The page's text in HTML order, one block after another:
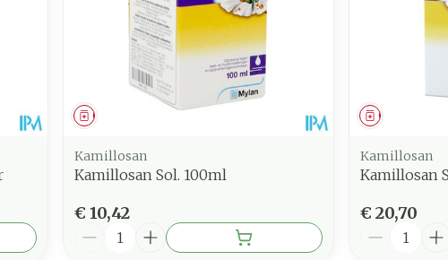
Geneesmiddel
Kamillosan
Kamillosan Sol. 100ml
€ 10,42
Aantal
Geneesmiddel
Kamillosan
Kamillosan
€ 20,70
Aantal